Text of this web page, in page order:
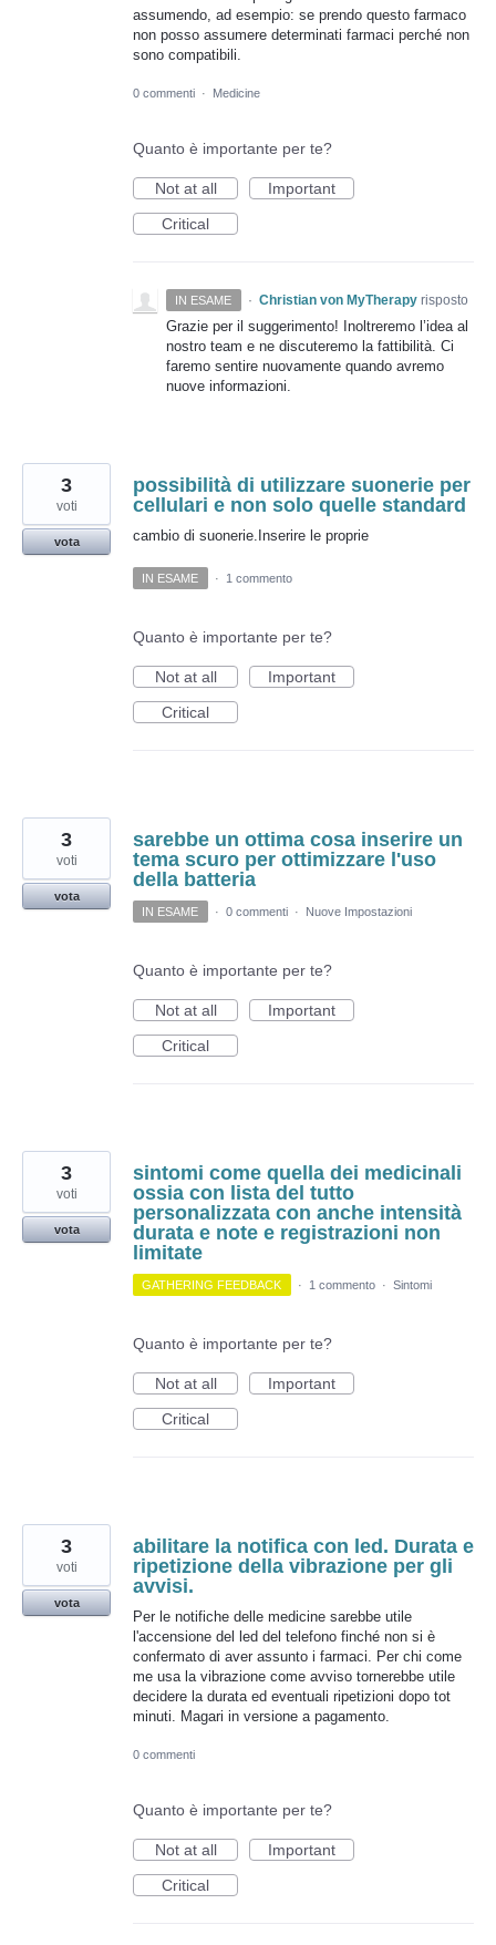
assumendo, ad esempio: se prendo questo farmaco
non posso assumere determinati farmaci perché non
sono compatibili.
0 commenti · Medicine
Quanto è importante per te?
Not at all
Important
Critical
IN ESAME · Christian von MyTherapy risposto
Grazie per il suggerimento! Inoltreremo l’idea al
nostro team e ne discuteremo la fattibilità. Ci
faremo sentire nuovamente quando avremo
nuove informazioni.
possibilità di utilizzare suonerie per
cellulari e non solo quelle standard
cambio di suonerie.Inserire le proprie
3
voti
vota
IN ESAME · 1 commento
Quanto è importante per te?
Not at all
Important
Critical
sarebbe un ottima cosa inserire un
tema scuro per ottimizzare l'uso
della batteria
3
voti
vota
IN ESAME
· 0 commenti · Nuove Impostazioni
Quanto è importante per te?
Not at all
Important
Critical
sintomi come quella dei medicinali
ossia con lista del tutto
personalizzata con anche intensità
durata e note e registrazioni non
limitate
3
voti
vota
GATHERING FEEDBACK · 1 commento · Sintomi
Quanto è importante per te?
Not at all
Important
Critical
abilitare la notifica con led. Durata e
ripetizione della vibrazione per gli
avvisi.
Per le notifiche delle medicine sarebbe utile
l'accensione del led del telefono finché non si è
confermato di aver assunto i farmaci. Per chi come
me usa la vibrazione come avviso tornerebbe utile
decidere la durata ed eventuali ripetizioni dopo tot
minuti. Magari in versione a pagamento.
3
voti
vota
0 commenti
Quanto è importante per te?
Not at all
Important
Critical